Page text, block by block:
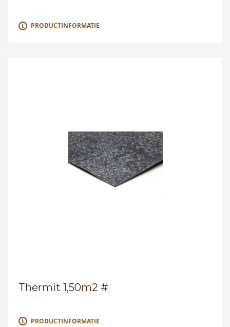
PRODUCTINFORMATIE
Thermit 1,50m2 #
PRODUCTINFORMATIE